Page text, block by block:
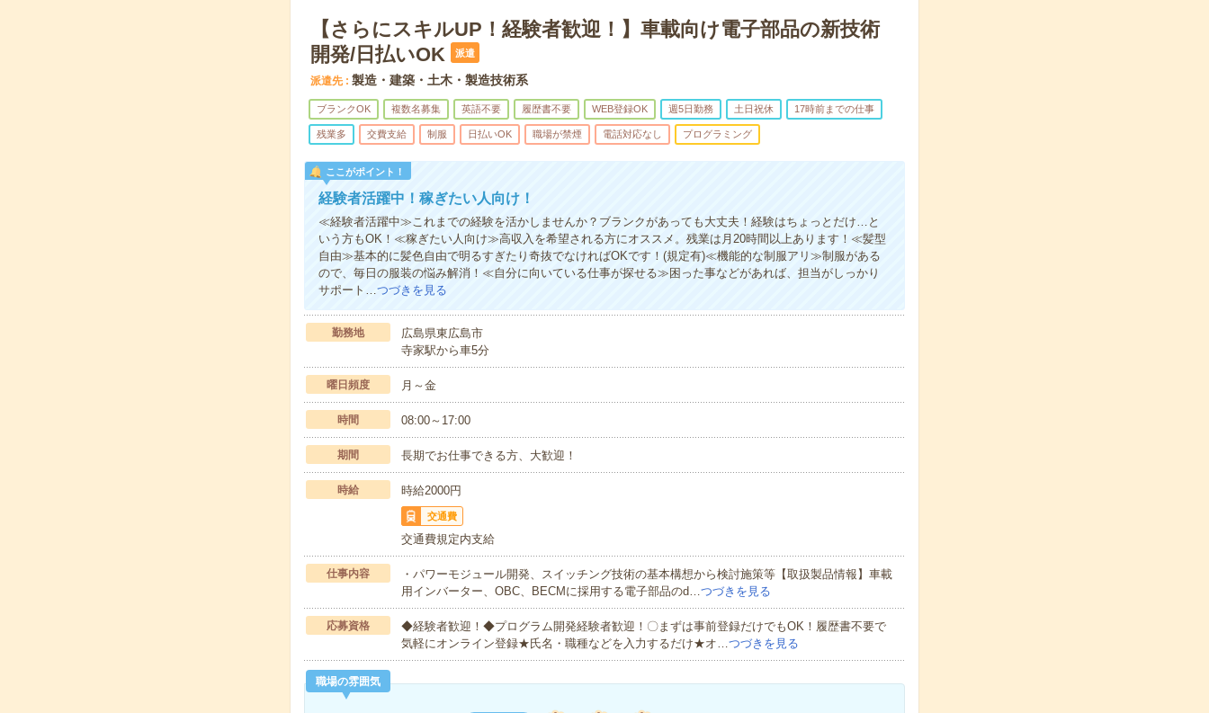
【さらにスキルUP！経験者歓迎！】車載向け電子部品の新技術
開発/日払いOK
派遣
派遣先 製造・建築・土木・製造技術系
ブランクOK 複数名募集 英語不要 履歴書不要 WEB登録OK 週5日勤務 土日祝休 17時前までの仕事
残業多 交費支給 制服 日払いOK 職場が禁煙 電話対応なし プログラミング
ここがポイント！
経験者活躍中！稼ぎたい人向け！
≪経験者活躍中≫これまでの経験を活かしませんか？ブランクがあっても大丈夫！経験はちょっとだけ…と
いう方もOK！≪稼ぎたい人向け≫高収入を希望される方にオススメ。残業は月20時間以上あります！≪髪型
自由≫基本的に髪色自由で明るすぎたり奇抜でなければOKです！(規定有)≪機能的な制服アリ≫制服がある
ので、毎日の服装の悩み解消！≪自分に向いている仕事が探せる≫困った事などがあれば、担当がしっかり
サポート…つづきを見る
勤務地
広島県東広島市
寺家駅から車5分
曜日頻度 月～金
時間 08:00～17:00
期間 長期でお仕事できる方、大歓迎！
時給 時給2000円
交通費
交通費規定内支給
仕事内容
・パワーモジュール開発、スイッチング技術の基本構想から検討施策等【取扱製品情報】車載
用インバーター、OBC、BECMに採用する電子部品のd…つづきを見る
応募資格
◆経験者歓迎！◆プログラム開発経験者歓迎！〇まずは事前登録だけでもOK！履歴書不要で
気軽にオンライン登録★氏名・職種などを入力するだけ★オ…つづきを見る
職場の雰囲気